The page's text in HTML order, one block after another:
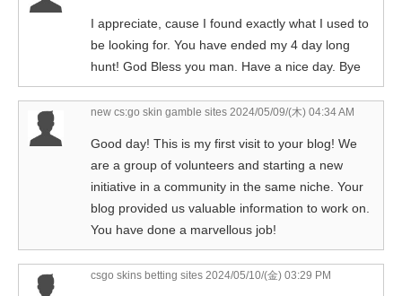
I appreciate, cause I found exactly what I used to
be looking for. You have ended my 4 day long
hunt! God Bless you man. Have a nice day. Bye
new cs:go skin gamble sites 2024/05/09/(木) 04:34 AM
Good day! This is my first visit to your blog! We
are a group of volunteers and starting a new
initiative in a community in the same niche. Your
blog provided us valuable information to work on.
You have done a marvellous job!
csgo skins betting sites 2024/05/10/(金) 03:29 PM